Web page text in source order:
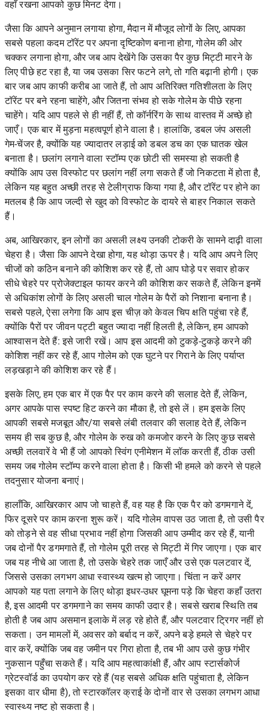
वहाँ रखना आपको कुछ मिनट देगा।
जैसा कि आपने अनुमान लगाया होगा, मैदान में मौजूद लोगों के लिए, आपका
सबसे पहला कदम टॉरेंट पर अपना दृष्टिकोण बनाना होगा, गोलेम की ओर
चक्कर लगाना होगा, और जब आप देखेंगे कि उसका पैर कुछ मिट्टी मारने के
लिए पीछे हट रहा है, या जब उसका सिर फटने लगे, तो गति बढ़ानी होगी। एक
बार जब आप काफी करीब आ जाते हैं, तो आप अतिरिक्त गतिशीलता के लिए
टॉरेंट पर बने रहना चाहेंगे, और जितना संभव हो सके गोलेम के पीछे रहना
चाहेंगे। यदि आप पहले से ही नहीं हैं, तो कॉर्नरिंग के साथ वास्तव में अच्छे हो
जाएँ। एक बार में मुड़ना महत्वपूर्ण होने वाला है। हालांकि, डबल जंप असली
गेम-चेंजर है, क्योंकि यह ज्यादातर लड़ाई को डबल डच का एक घातक खेल
बनाता है। छलांग लगाने वाला स्टॉम्प एक छोटी सी समस्या हो सकती है
क्योंकि आप उस विस्फोट पर छलांग नहीं लगा सकते हैं जो निकटता में होता है,
लेकिन यह बहुत अच्छी तरह से टेलीग्राफ किया गया है, और टॉरेंट पर होने का
मतलब है कि आप जल्दी से खुद को विस्फोट के दायरे से बाहर निकाल सकते
हैं।
अब, आखिरकार, इन लोगों का असली लक्ष्य उनकी टोकरी के सामने दाढ़ी वाला
चेहरा है। जैसा कि आपने देखा होगा, यह थोड़ा ऊपर है। यदि आप अपने लिए
चीजों को कठिन बनाने की कोशिश कर रहे हैं, तो आप घोड़े पर सवार होकर
सीधे चेहरे पर प्रोजेक्टाइल फायर करने की कोशिश कर सकते हैं, लेकिन इनमें
से अधिकांश लोगों के लिए असली चाल गोलेम के पैरों को निशाना बनाना है।
सबसे पहले, ऐसा लगेगा कि आप इस चीज़ को केवल चिप क्षति पहुंचा रहे हैं,
क्योंकि पैरों पर जीवन पट्टी बहुत ज्यादा नहीं हिलती है, लेकिन, हम आपको
आश्वासन देते हैं: इसे जारी रखें। आप इस आदमी को टुकड़े-टुकड़े करने की
कोशिश नहीं कर रहे हैं, आप गोलेम को एक घुटने पर गिराने के लिए पर्याप्त
लड़खड़ाने की कोशिश कर रहे हैं।
इसके लिए, हम एक बार में एक पैर पर काम करने की सलाह देते हैं, लेकिन,
अगर आपके पास स्पष्ट हिट करने का मौका है, तो इसे लें। हम इसके लिए
आपकी सबसे मजबूत और/या सबसे लंबी तलवार की सलाह देते हैं, लेकिन
समय ही सब कुछ है, और गोलेम के रुख को कमजोर करने के लिए कुछ सबसे
अच्छी तलवारें वे भी हैं जो आपको स्विंग एनीमेशन में लॉक करती हैं, ठीक उसी
समय जब गोलेम स्टॉम्प करने वाला होता है। किसी भी हमले को करने से पहले
तदनुसार योजना बनाएं।
हालाँकि, आखिरकार आप जो चाहते हैं, वह यह है कि एक पैर को डगमगाने दें,
फिर दूसरे पर काम करना शुरू करें। यदि गोलेम वापस उठ जाता है, तो उसी पैर
को तोड़ने से वह सीधा प्रभाव नहीं होगा जिसकी आप उम्मीद कर रहे हैं, यानी
जब दोनों पैर डगमगाते हैं, तो गोलेम पूरी तरह से मिट्टी में गिर जाएगा। एक बार
जब यह नीचे आ जाता है, तो उसके चेहरे तक जाएँ और उसे एक पलटवार दें,
जिससे उसका लगभग आधा स्वास्थ्य खत्म हो जाएगा। चिंता न करें अगर
आपको यह पता लगाने के लिए थोड़ा इधर-उधर घूमना पड़े कि चेहरा कहाँ उतरा
है, इस आदमी पर डगमगाने का समय काफी उदार है। सबसे खराब स्थिति तब
होती है जब आप असमान इलाके में लड़ रहे होते हैं, और पलटवार ट्रिगर नहीं हो
सकता। उन मामलों में, अवसर को बर्बाद न करें, अपने बड़े हमले से चेहरे पर
वार करें, क्योंकि जब वह जमीन पर गिरा होता है, तब भी आप उसे कुछ गंभीर
नुकसान पहुँचा सकते हैं। यदि आप महत्वाकांक्षी हैं, और आप स्टार्सकोर्ज
ग्रेटस्वॉर्ड का उपयोग कर रहे हैं (यह सबसे अधिक क्षति पहुंचाता है, लेकिन
इसका वार धीमा है), तो स्टारकॉलर क्राई के दोनों वार से उसका लगभग आधा
स्वास्थ्य नष्ट हो सकता है।